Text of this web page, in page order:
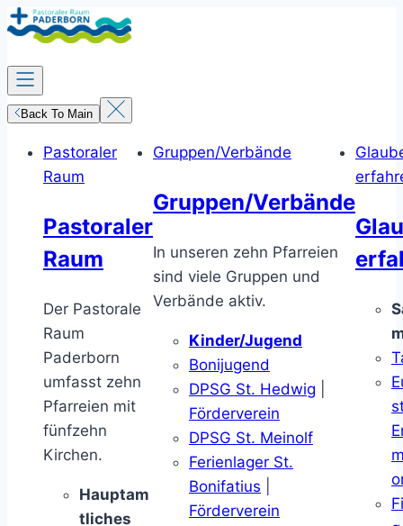
Zum
Inhalt
springen
Back To Main
Pastoraler
Raum
Pastoraler
Raum
Der Pastorale
Raum
Paderborn
umfasst zehn
Pfarreien mit
fünfzehn
Kirchen.
Hauptam
tliches
Gruppen/Verbände
Gruppen/Verbände
In unseren zehn Pfarreien
sind viele Gruppen und
Verbände aktiv.
Kinder/Jugend
Bonijugend
DPSG St. Hedwig
Förderverein
DPSG St. Meinolf
Ferienlager St.
Bonifatius
Förderverein